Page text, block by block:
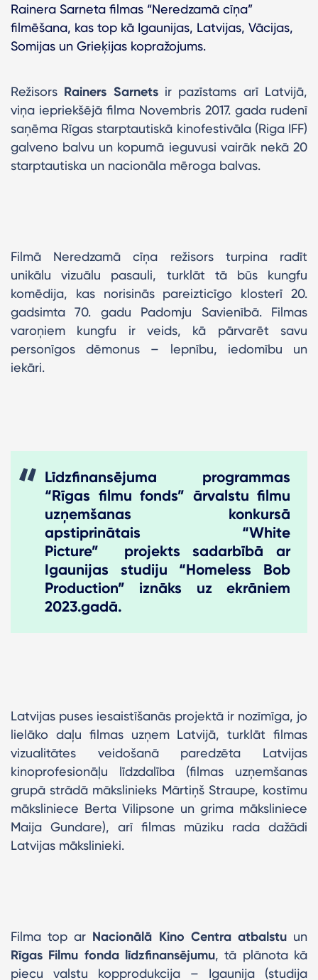
Rainera Sarneta filmas “Neredzamā cīņa”
filmēšana, kas top kā Igaunijas, Latvijas, Vācijas,
Somijas un Grieķijas kopražojums.
Režisors Rainers Sarnetsir pazīstams arī Latvijā,
viņa iepriekšējā filma Novembris 2017. gada rudenī
saņēma Rīgas starptautiskā kinofestivāla (Riga IFF)
galveno balvu un kopumā ieguvusi vairāk nekā 20
starptautiska un nacionāla mēroga balvas.
Filmā Neredzamā cīņa režisors turpina radīt
unikālu vizuālu pasauli, turklāt tā būs kungfu
komēdija, kas norisinās pareizticīgo klosterī 20.
gadsimta 70. gadu Padomju Savienībā. Filmas
varoņiem kungfu ir veids, kā pārvarēt savu
personīgos dēmonus – lepnību, iedomību un
iekāri.
Līdzfinansējuma programmas
“Rīgas filmu fonds” ārvalstu filmu
uzņemšanas konkursā
apstiprinātais “White
Picture” projekts sadarbībā ar
Igaunijas studiju “Homeless Bob
Production” iznāks uz ekrāniem
2023.gadā.
Latvijas puses iesaistīšanās projektā ir nozīmīga, jo
lielāko daļu filmas uzņem Latvijā, turklāt filmas
vizualitātes veidošanā paredzēta Latvijas
kinoprofesionāļu līdzdalība (filmas uzņemšanas
grupā strādā mākslinieks Mārtiņš Straupe, kostīmu
māksliniece Berta Vilipsone un grima māksliniece
Maija Gundare), arī filmas mūziku rada dažādi
Latvijas mākslinieki.
Filma top ar Nacionālā Kino Centra atbalstu un
Rīgas Filmu fonda līdzfinansējumu, tā plānota kā
piecu valstu kopprodukcija – Igaunija (studija